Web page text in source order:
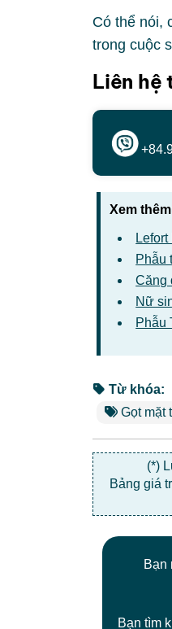
Có thể nói,
trong cuộc
Liên hệ
Xem
Phẫu
Căng
Nữ
Phẫu
Từ khóa:
Gọt mặt
(*)
Bảng giá
Bạn
Bạn tìm